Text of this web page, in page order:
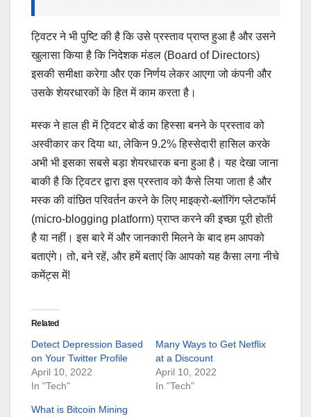
ट्विटर ने भी पुष्टि की है कि उसे प्रस्ताव प्राप्त हुआ है और उसने
खुलासा किया है कि निदेशक मंडल (Board of Directors)
इसकी समीक्षा करेगा और एक निर्णय लेकर आएगा जो कंपनी और
उसके शेयरधारकों के हित में काम करता है।
मस्क ने हाल ही में ट्विटर बोर्ड का हिस्सा बनने के प्रस्ताव को
अस्वीकार कर दिया था, लेकिन 9.2% हिस्सेदारी हासिल करके
अभी भी इसका सबसे बड़ा शेयरधारक बना हुआ है। यह देखा जाना
बाकी है कि ट्विटर द्वारा इस प्रस्ताव को कैसे लिया जाता है और
मस्क की वांछित परिवर्तन करने के लिए माइक्रो-ब्लॉगिंग प्लेटफॉर्म
(micro-blogging platform) प्राप्त करने की इच्छा पूरी होती
है या नहीं। इस बारे में और जानकारी मिलने के बाद हम आपको
बताएंगे। तो, बने रहें, और हमें बताएं कि आपको यह कैसा लगा नीचे
कमेंट्स में!
Related
Detect Depression Based
on Your Twitter Profile
April 10, 2022
In "Tech"
Many Ways to Get Netflix
at a Discount
April 10, 2022
In "Tech"
What is Bitcoin Mining